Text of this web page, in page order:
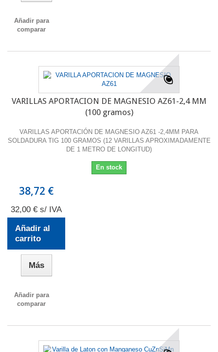
Añadir para
comparar
VARILLAS APORTACION DE MAGNESIO AZ61-2,4 MM
(100 gramos)
VARILLAS APORTACIÓN DE MAGNESIO AZ61 -2,4MM PARA
SOLDADURA TIG 100 GRAMOS (12 VARILLAS APROXIMADAMENTE
DE 1 METRO DE LONGITUD)
En stock
38,72 €
32,00 € s/ IVA
Añadir al
carrito
Más
Añadir para
comparar